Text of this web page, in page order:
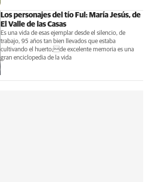
Los personajes del tío Ful: María Jesús, de
El Valle de las Casas
Es una vida de esas ejemplar desde el silencio, de
trabajo, 95 años tan bien llevados que estaba
cultivando el huerto;de excelente memoria es una
gran enciclopedia de la vida